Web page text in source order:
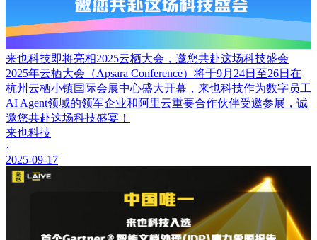
来也科技即将亮相2025云栖大会，邀您共赴这场科技盛会
2025年云栖大会（Apsara Conference）将于9月24日至26日在
杭州云栖小镇国际会展中心盛大开幕，来也科技作为数字员工
AI Agent领域的领军企业和阿里云重要合作伙伴受邀参展，诚
邀您共赴这场科技盛宴！
来也科技
·
2025-09-17